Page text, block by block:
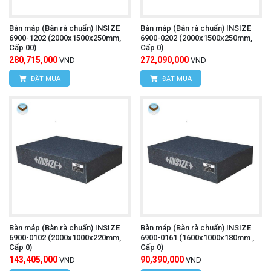
Kiểm tra kích thước: Làm bề mặt chuẩn để đặt
các chi tiết và sử dụng các dụng cụ đo như thước
đo chiều cao, đồng hồ so gắn trên đế từ, máy đo
3D cầm tay, v.v., để kiểm tra kích thước, độ song
Hiệu chuẩn dụng cụ đo: Làm bề mặt tham chiếu
để hiệu chuẩn các dụng cụ đo lường khác (ví dụ:
để lắp ráp các cụm chi tiết hoặc kiểm tra độ
phẳng của các bề mặt gia công.
Bàn máp (Bàn rà chuẩn) INSIZE
6900-1202 (2000x1500x250mm,
Cấp 00)
280,715,000 VND
ĐẶT MUA
Bàn máp (Bàn rà chuẩn) INSIZE
6900-0202 (2000x1500x250mm,
Cấp 0)
272,090,000 VND
ĐẶT MUA
Bàn máp (Bàn rà chuẩn) INSIZE
6900-0102 (2000x1000x220mm,
Cấp 0)
143,405,000 VND
Bàn máp (Bàn rà chuẩn) INSIZE
6900-0161 (1600x1000x180mm ,
Cấp 0)
90,390,000 VND